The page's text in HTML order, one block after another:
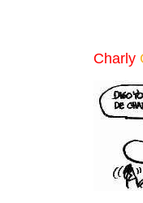
Charly